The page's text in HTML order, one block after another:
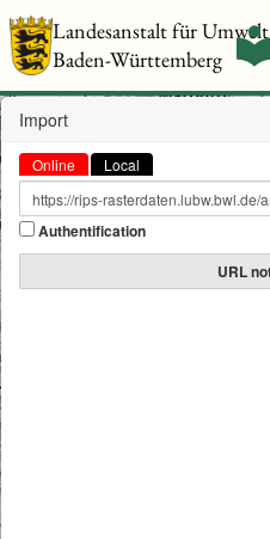
Landesanstalt für Umwelt
Baden-Württemberg